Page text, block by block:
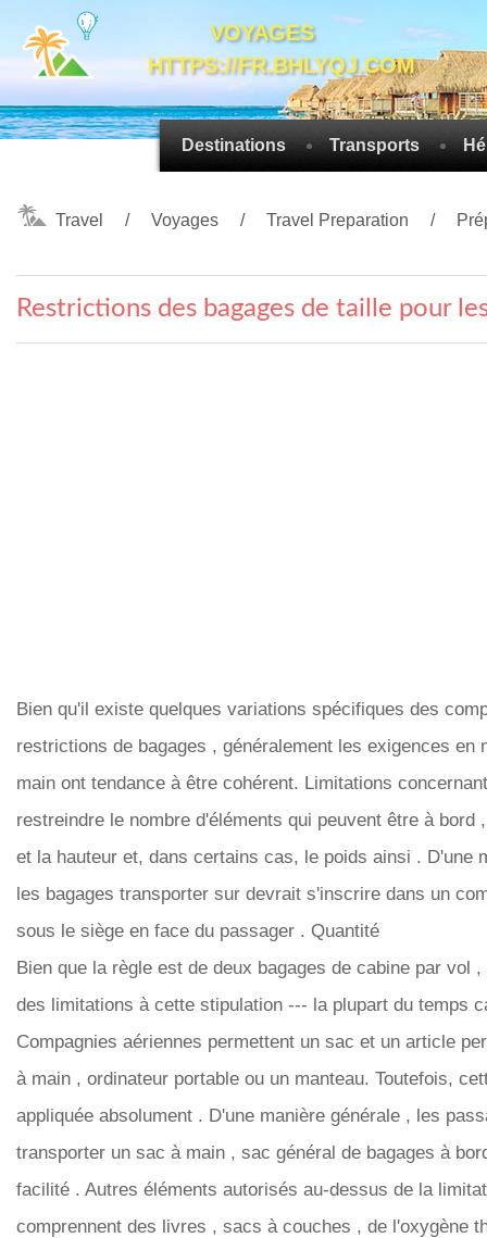
VOYAGES
HTTPS://FR.BHLYQJ.COM
Destinations Transports
Travel Voyages Travel Preparation
Restrictions des bagages de taille pour
Bien qu'il existe quelques variations spécifiques des
restrictions de bagages , généralement les exigences en
main ont tendance à être cohérent. Limitations
restreindre le nombre d'éléments qui peuvent être à bord
et la hauteur et, dans certains cas, le poids ainsi . D'une
les bagages transporter sur devrait s'inscrire dans un
sous le siège en face du passager . Quantité
Bien que la règle est de deux bagages de cabine par vol
des limitations à cette stipulation --- la plupart du temps
Compagnies aériennes permettent un sac et un article
à main , ordinateur portable ou un manteau. Toutefois,
appliquée absolument . D'une manière générale , les
transporter un sac à main , sac général de bagages à
facilité . Autres éléments autorisés au-dessus de la
comprennent des livres , sacs à couches , de l'oxygène